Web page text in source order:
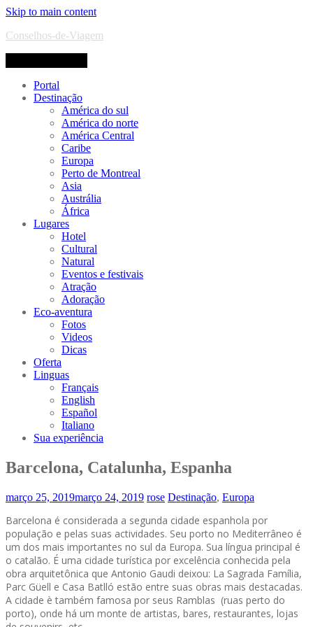
Skip to main content
Conselhos-de-Viagem
Portal
Destinação
América do sul
América do norte
América Central
Caribe
Europa
Perto de Montreal
Asia
Austrália
África
Lugares
Hotel
Cultural
Natural
Eventos e festivais
Atração
Adoração
Eco-aventura
Fotos
Videos
Dicas
Oferta
Linguas
Français
English
Español
Italiano
Sua experiência
Barcelona, Catalunha, Espanha
março 25, 2019março 24, 2019 rose Destinação, Europa
Barcelona é considerada a segunda cidade espanhola por
população e pelas suas actividades. Seu porto no Mediterrâneo é
um dos mais importantes no sul da Europa. Sua língua principal é
o catalão. É uma cidade turística por excelência conhecida pela
obra arquitetônica que Antonio Gaudi deixou: La Sagrada Família,
Parc Güell e Casa Batlló estão entre suas obras mais destacadas.
A cidade è também famosa por seus Ramblas (ruas perto do
porto), onde há um monte de artistas, bares, restaurantes, lojas